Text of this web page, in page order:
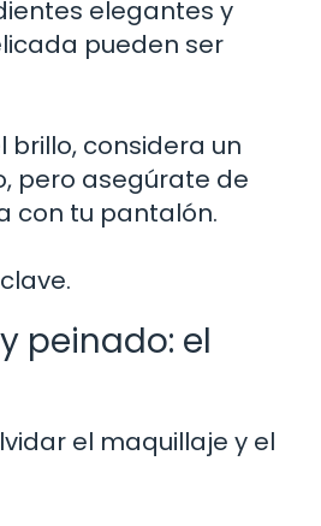
elegantes y
pueden ser
brillo, considera un
pero asegúrate de
con tu pantalón.
peinado: el
el maquillaje y el